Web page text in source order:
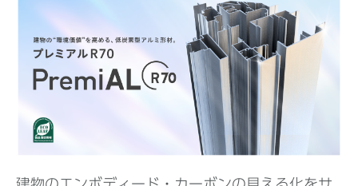
Before 2020
企業ニュースアーカイブ